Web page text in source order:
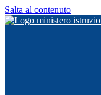
Salta al contenuto